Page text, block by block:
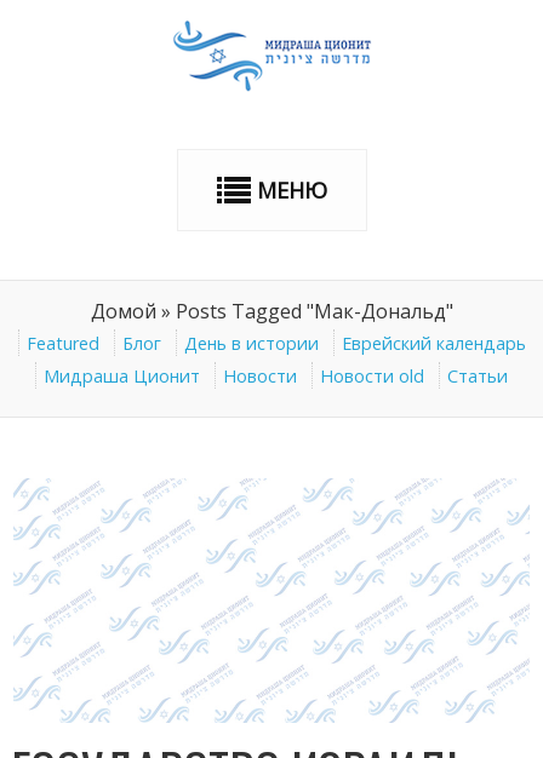
МЕНЮ
Домой » Posts Tagged "Мак-Дональд"
Featured Блог День в истории
Еврейский календарь
Мидраша Ционит
Новости Новости old Статьи